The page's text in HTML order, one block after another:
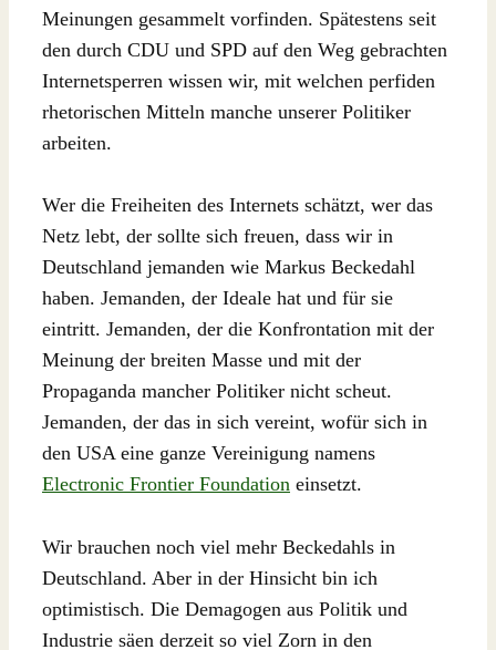
Meinungen gesammelt vorfinden. Spätestens seit
den durch CDU und SPD auf den Weg gebrachten
Internetsperren wissen wir, mit welchen perfiden
rhetorischen Mitteln manche unserer Politiker
arbeiten.
Wer die Freiheiten des Internets schätzt, wer das
Netz lebt, der sollte sich freuen, dass wir in
Deutschland jemanden wie Markus Beckedahl
haben. Jemanden, der Ideale hat und für sie
eintritt. Jemanden, der die Konfrontation mit der
Meinung der breiten Masse und mit der
Propaganda mancher Politiker nicht scheut.
Jemanden, der das in sich vereint, wofür sich in
den USA eine ganze Vereinigung namens
Electronic Frontier Foundation einsetzt.
Wir brauchen noch viel mehr Beckedahls in
Deutschland. Aber in der Hinsicht bin ich
optimistisch. Die Demagogen aus Politik und
Industrie säen derzeit so viel Zorn in den